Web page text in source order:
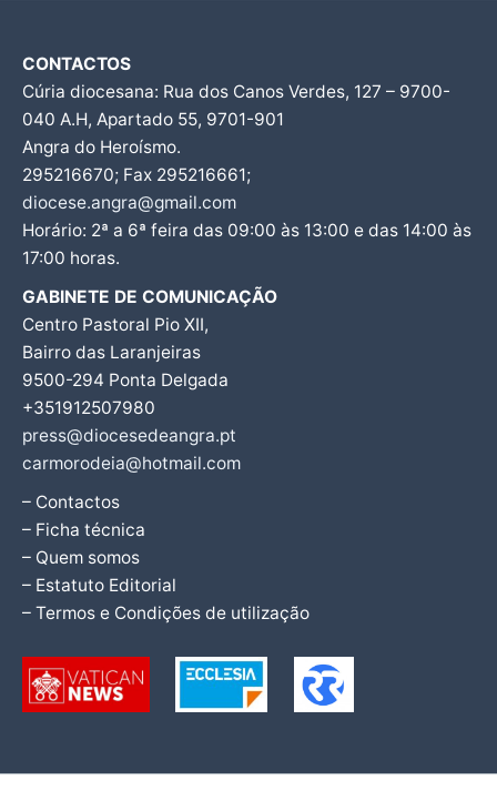
CONTACTOS
Cúria diocesana: Rua dos Canos Verdes, 127 – 9700-
040 A.H, Apartado 55, 9701-901
Angra do Heroísmo.
295216670; Fax 295216661;
diocese.angra@gmail.com
Horário: 2ª a 6ª feira das 09:00 às 13:00 e das 14:00 às
17:00 horas.
GABINETE DE COMUNICAÇÃO
Centro Pastoral Pio XII,
Bairro das Laranjeiras
9500-294 Ponta Delgada
+351912507980
press@diocesedeangra.pt
carmorodeia@hotmail.com
– Contactos
– Ficha técnica
– Quem somos
– Estatuto Editorial
– Termos e Condições de utilização